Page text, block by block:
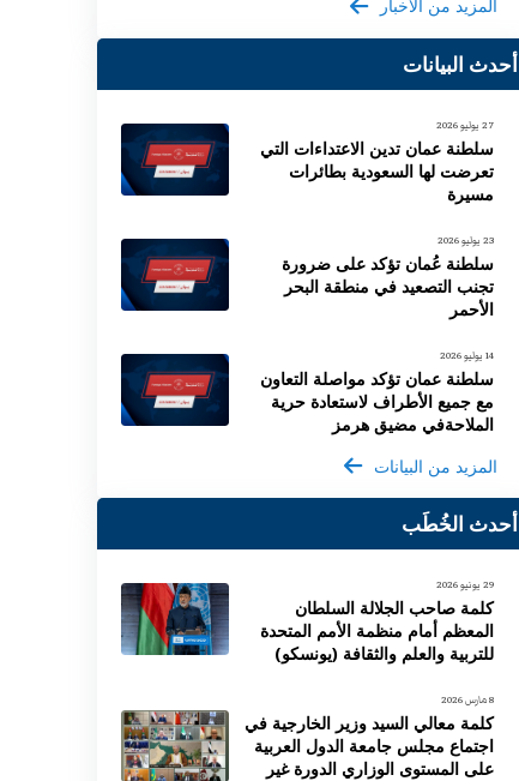
المزيد من الأخبار
أحدث البيانات
27 يوليو 2026
سلطنة عمان تدين الاعتداءات التي
تعرضت لها السعودية بطائرات
مسيرة
23 يوليو 2026
سلطنة عُمان تؤكد على ضرورة
تجنب التصعيد في منطقة البحر
الأحمر
14 يوليو 2026
سلطنة عمان تؤكد مواصلة التعاون
مع جميع الأطراف لاستعادة حرية
الملاحةفي مضيق هرمز
المزيد من البيانات
أحدث الخُطَب
29 يونيو 2026
كلمة صاحب الجلالة السلطان
المعظم أمام منظمة الأمم المتحدة
للتربية والعلم والثقافة (يونسكو)
8 مارس 2026
كلمة معالي السيد وزير الخارجية في
اجتماع مجلس جامعة الدول العربية
على المستوى الوزاري الدورة غير